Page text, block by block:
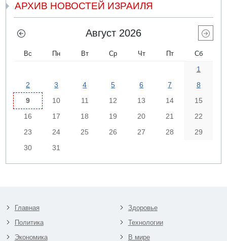
АРХИВ НОВОСТЕЙ ИЗРАИЛЯ
Август 2026
Вс Пн Вт Ср Чт Пт Сб
1
2
3 4 5 6 7
8
9
10 11 12 13 14
15
16
17 18 19 20 21
22
23
24 25 26 27 28
29
30
31
Главная
Политика
Экономика
Здоровье
Технологии
В мире